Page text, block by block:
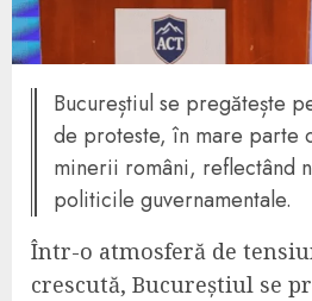
Bucureștiul se pregătește
de proteste, în mare parte
minerii români, reflectând
politicile guvernamentale.
Într-o atmosferă de
crescută, Bucureștiul se